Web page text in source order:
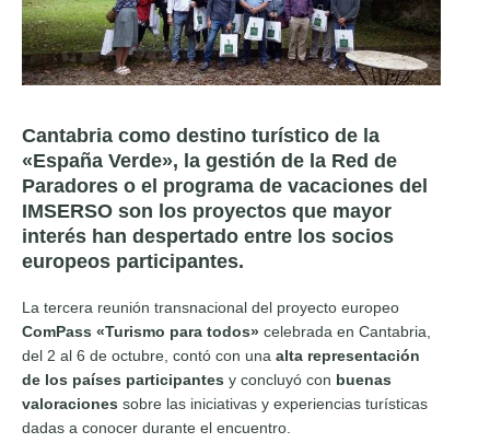
Cantabria como destino turístico de la
«España Verde», la gestión de la Red de
Paradores o el programa de vacaciones del
IMSERSO son los proyectos que mayor
interés han despertado entre los socios
europeos participantes.
La tercera reunión transnacional del proyecto europeo
ComPass «Turismo para todos» celebrada en Cantabria,
del 2 al 6 de octubre, contó con una alta representación
de los países participantes y concluyó con buenas
valoraciones sobre las iniciativas y experiencias turísticas
dadas a conocer durante el encuentro.